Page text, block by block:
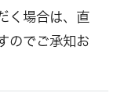
く場合は、直
のでご承知お